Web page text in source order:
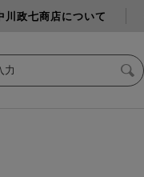
川政七商店について